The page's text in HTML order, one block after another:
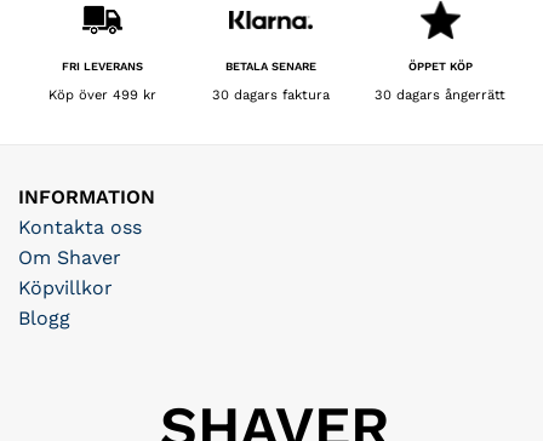
FRI LEVERANS
Köp över 499 kr
BETALA SENARE
30 dagars faktura
ÖPPET KÖP
30 dagars ångerrätt
INFORMATION
Kontakta oss
Om Shaver
Köpvillkor
Blogg